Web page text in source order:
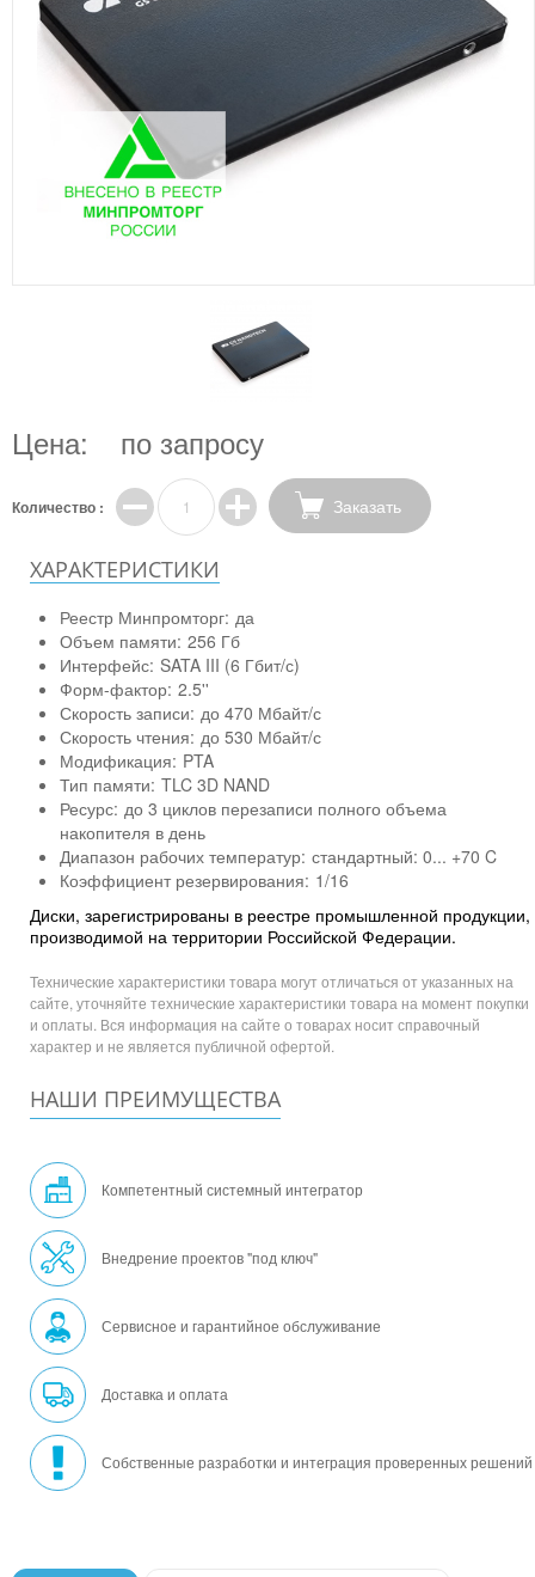
Цена: по запросу
Количество : Заказать
ХАРАКТЕРИСТИКИ
Реестр Минпромторг: да
Объем памяти: 256 Гб
Интерфейс: SATA III (6 Гбит/с)
Форм-фактор: 2.5''
Скорость записи: до 470 Мбайт/с
Скорость чтения: до 530 Мбайт/с
Модификация: PTA
Тип памяти: TLC 3D NAND
Ресурс: до 3 циклов перезаписи полного объема
накопителя в день
Диапазон рабочих температур: стандартный: 0... +70 C
Коэффициент резервирования: 1/16
Диски, зарегистрированы в реестре промышленной продукции,
производимой на территории Российской Федерации.
Технические характеристики товара могут отличаться от указанных на
сайте, уточняйте технические характеристики товара на момент покупки
и оплаты. Вся информация на сайте о товарах носит справочный
характер и не является публичной офертой.
НАШИ ПРЕИМУЩЕСТВА
Компетентный системный интегратор
Внедрение проектов "под ключ"
Сервисное и гарантийное обслуживание
Доставка и оплата
Собственные разработки и интеграция проверенных решений